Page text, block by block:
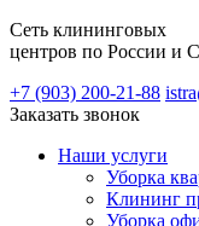
Сеть клининговых
центров по России и
+7 (903) 200-21-88
Заказать звонок
Наши услуги
Уборка
Клининг
Уборка